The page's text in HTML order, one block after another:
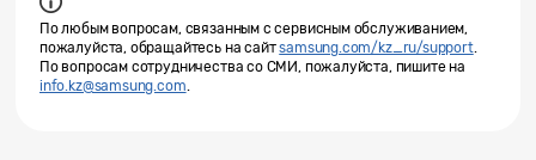
По любым вопросам, связанным с сервисным обслуживанием,
пожалуйста, обращайтесь на сайтsamsung.com/kz_ru/support.
По вопросам сотрудничества со СМИ, пожалуйста, пишите на
info.kz@samsung.com.